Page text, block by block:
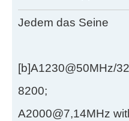
Jedem das Seine
[b]A1230@50MHz/
8200;
A2000@7,14MHz